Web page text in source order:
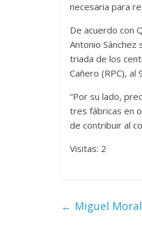
necesaria para
De acuerdo con
Antonio
triada de los
Cañero (RPC),
“Por su lado,
tres fábricas en
de contribuir al
Visitas: 2
← Miguel